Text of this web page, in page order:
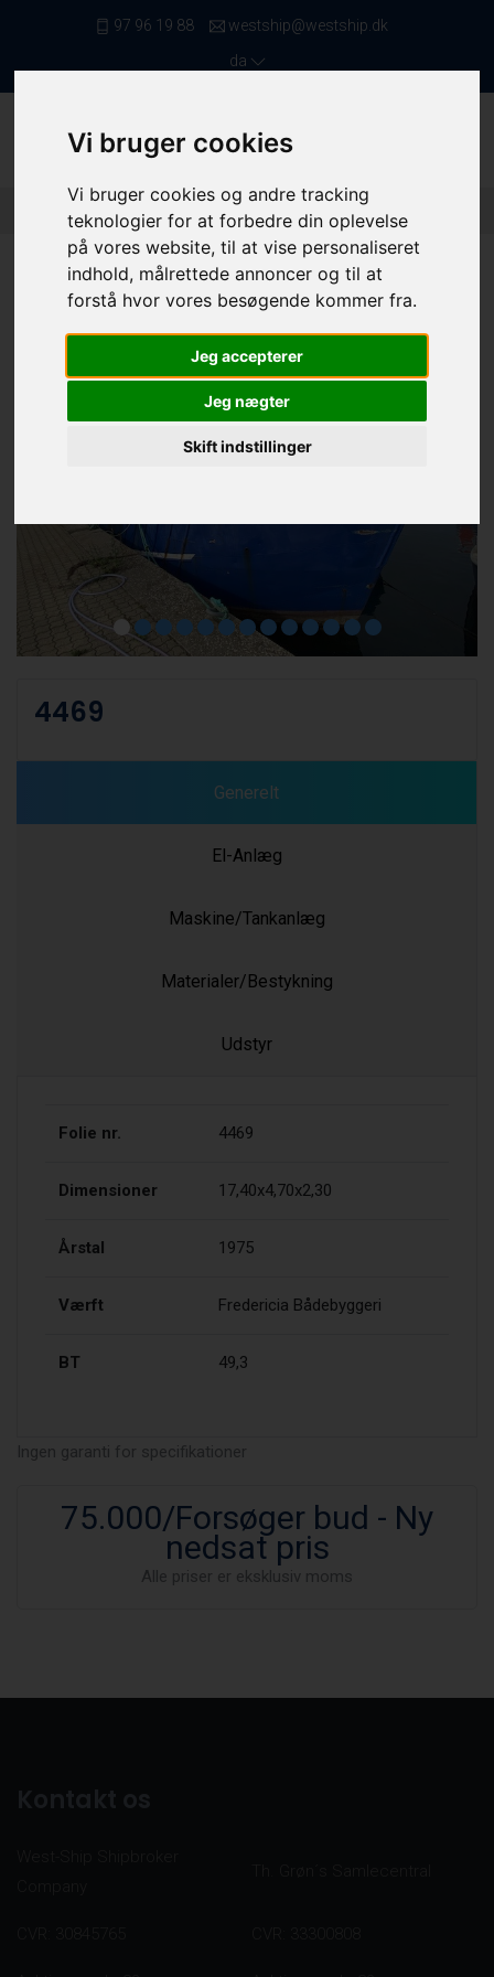
Vi bruger cookies
Vi bruger cookies og andre tracking
teknologier for at forbedre din oplevelse
på vores website, til at vise personaliseret
indhold, målrettede annoncer og til at
forstå hvor vores besøgende kommer fra.
Jeg accepterer
Jeg nægter
Skift indstillinger
97 96 19 88
westship@westship.dk
da
Forside / Skibe / Passager- /Slæbe- /Arbejdsbåde
4469
Generelt
El-Anlæg
Maskine/Tankanlæg
Materialer/Bestykning
Udstyr
Folie nr. 4469
Dimensioner 17,40x4,70x2,30
Årstal 1975
Værft Fredericia Bådebyggeri
BT 49,3
Ingen garanti for specifikationer
75.000/Forsøger bud - Ny
nedsat pris
Alle priser er eksklusiv moms